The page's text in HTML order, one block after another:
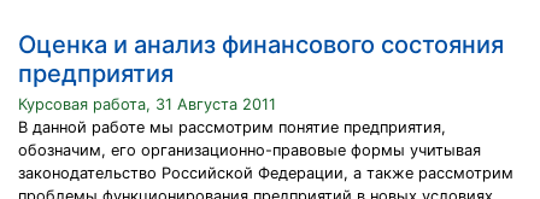
Оценка и анализ финансового состояния
предприятия
Курсовая работа, 31 Августа 2011
В данной работе мы рассмотрим понятие предприятия,
обозначим, его организационно-правовые формы учитывая
законодательство Российской Федерации, а также рассмотрим